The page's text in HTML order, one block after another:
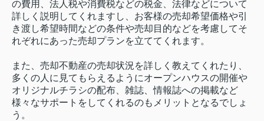
の費用、法人税や消費税などの税金、法律などについて
詳しく説明してくれますし、お客様の売却希望価格や引
き渡し希望時間などの条件や売却目的などを考慮してそ
れぞれにあった売却プランを立ててくれます。
また、売却不動産の売却状況を詳しく教えてくれたり、
多くの人に見てもらえるようにオープンハウスの開催や
オリジナルチラシの配布、雑誌、情報誌への掲載など
様々なサポートをしてくれるのもメリットとなるでしょ
う。